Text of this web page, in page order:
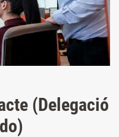
(Delegació